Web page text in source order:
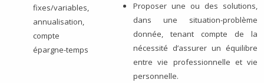
fixes/variables,
annualisation,
compte
épargne-temps
Proposer une ou des solutions,
dans une situation-problème
donnée, tenant compte de la
nécessité d’assurer un équilibre
entre vie professionnelle et vie
personnelle.